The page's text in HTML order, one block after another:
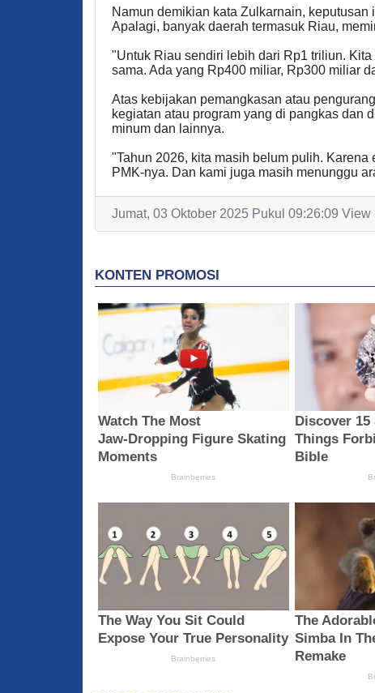
Namun demikian kata Zulkarnain,
Apalagi, banyak daerah termasuk Riau,
"Untuk Riau sendiri lebih dari Rp1 triliun.
sama. Ada yang Rp400 miliar, Rp300 miliar
Atas kebijakan pemangkasan atau
kegiatan atau program yang di pangkas dan
minum dan lainnya.
"Tahun 2026, kita masih belum pulih.
PMK-nya. Dan kami juga masih menunggu
Jumat, 03 Oktober 2025 Pukul 09:26:09 View